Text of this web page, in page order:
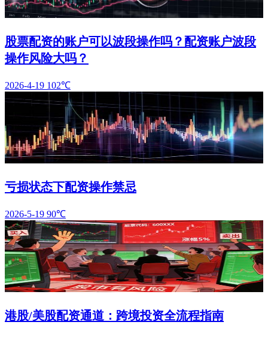
股票配资的账户可以波段操作吗？配资账户波段
操作风险大吗？
2026-4-19 102℃
亏损状态下配资操作禁忌
2026-5-19 90℃
港股/美股配资通道：跨境投资全流程指南